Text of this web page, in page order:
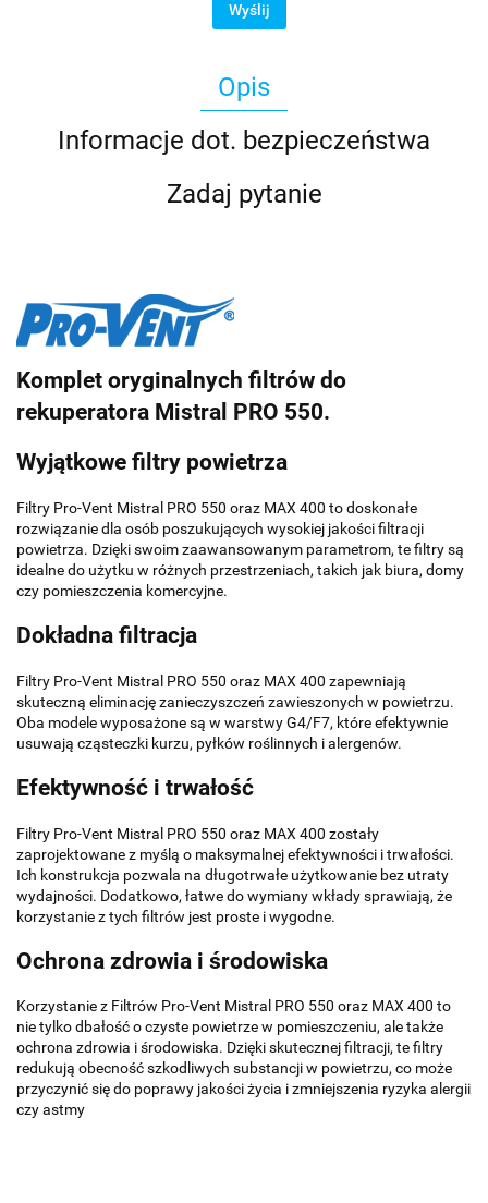
Wyślij
Opis
Informacje dot. bezpieczeństwa
Zadaj pytanie
Komplet oryginalnych filtrów do
rekuperatora Mistral PRO 550.
Wyjątkowe filtry powietrza
Filtry Pro-Vent Mistral PRO 550 oraz MAX 400 to doskonałe
rozwiązanie dla osób poszukujących wysokiej jakości filtracji
powietrza. Dzięki swoim zaawansowanym parametrom, te filtry są
idealne do użytku w różnych przestrzeniach, takich jak biura, domy
czy pomieszczenia komercyjne.
Dokładna filtracja
Filtry Pro-Vent Mistral PRO 550 oraz MAX 400 zapewniają
skuteczną eliminację zanieczyszczeń zawieszonych w powietrzu.
Oba modele wyposażone są w warstwy G4/F7, które efektywnie
usuwają cząsteczki kurzu, pyłków roślinnych i alergenów.
Efektywność i trwałość
Filtry Pro-Vent Mistral PRO 550 oraz MAX 400 zostały
zaprojektowane z myślą o maksymalnej efektywności i trwałości.
Ich konstrukcja pozwala na długotrwałe użytkowanie bez utraty
wydajności. Dodatkowo, łatwe do wymiany wkłady sprawiają, że
korzystanie z tych filtrów jest proste i wygodne.
Ochrona zdrowia i środowiska
Korzystanie z Filtrów Pro-Vent Mistral PRO 550 oraz MAX 400 to
nie tylko dbałość o czyste powietrze w pomieszczeniu, ale także
ochrona zdrowia i środowiska. Dzięki skutecznej filtracji, te filtry
redukują obecność szkodliwych substancji w powietrzu, co może
przyczynić się do poprawy jakości życia i zmniejszenia ryzyka alergii
czy astmy